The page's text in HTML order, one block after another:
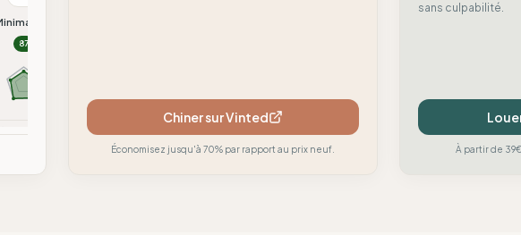
87
Chiner sur Vinted
Économisez jusqu'à 70% par rapport au prix neuf.
sans culpabilité.
À partir de